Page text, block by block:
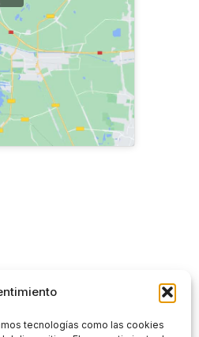
tecnologías como las cookies